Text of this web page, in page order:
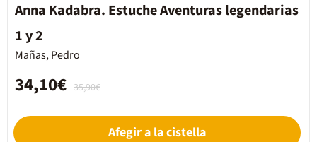
Anna Kadabra. Estuche Aventuras legendarias
1 y 2
Mañas, Pedro
35,90€
34,10€
Afegir a la cistella